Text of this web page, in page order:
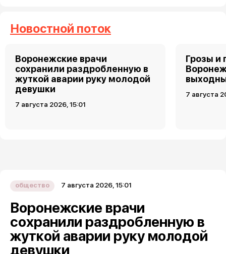
Новостной поток
Воронежские врачи
сохранили раздробленную в
жуткой аварии руку молодой
девушки
7 августа 2026, 15:01
Грозы и
7 августа
общество 7 августа 2026, 15:01
Воронежские врачи
сохранили раздробленную в
жуткой аварии руку молодой
девушки